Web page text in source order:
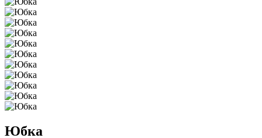
Юбка